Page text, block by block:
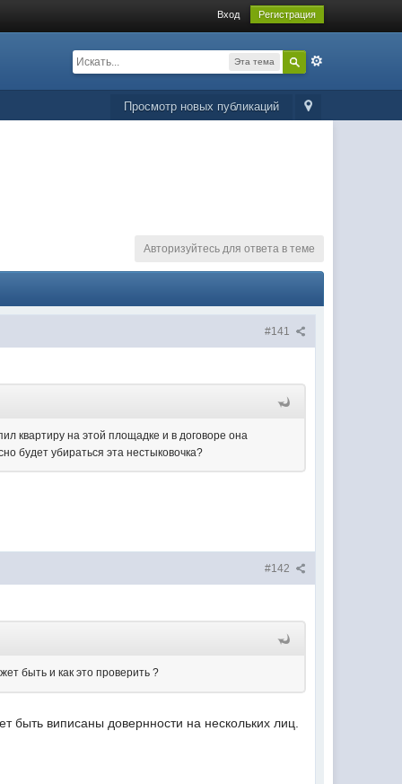
Вход Регистрация
Эта тема
Просмотр новых публикаций
Авторизуйтесь для ответа в теме
#141
квартиру на этой площадке и в договоре она
будет убираться эта нестыковочка?
#142
быть и как это проверить ?
быть виписаны довернности на нескольких лиц.